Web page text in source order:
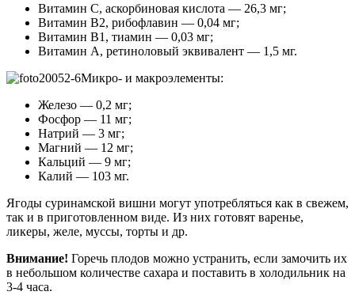
Витамин C, аскорбиновая кислота — 26,3 мг;
Витамин B2, рибофлавин — 0,04 мг;
Витамин B1, тиамин — 0,03 мг;
Витамин A, ретиноловый эквивалент — 1,5 мг.
Микро- и макроэлементы:
Железо — 0,2 мг;
Фосфор — 11 мг;
Натрий — 3 мг;
Магний — 12 мг;
Кальций — 9 мг;
Калий — 103 мг.
Ягоды суринамской вишни могут употребляться как в свежем,
так и в приготовленном виде. Из них готовят варенье,
ликеры, желе, муссы, торты и др.
Внимание! Горечь плодов можно устранить, если замочить их
в небольшом количестве сахара и поставить в холодильник на
3-4 часа.